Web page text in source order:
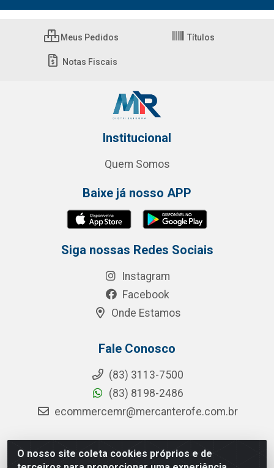
O nosso site coleta cookies próprios e de
Meus Pedidos Títulos
Notas Fiscais
Institucional
Quem Somos
Baixe já nosso APP
Siga nossas Redes Sociais
Instagram
Facebook
Onde Estamos
Fale Conosco
(83) 3113-7500
(83) 8198-2486
ecommercemr@mercanterofe.com.br
MR Distribuidora - Rua Hortêncio Ribeiro de Luna, 3777 -